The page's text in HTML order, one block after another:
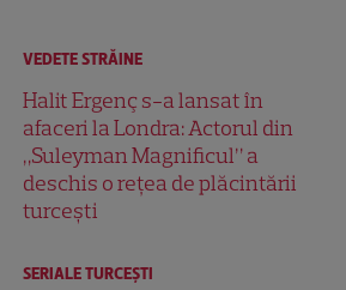
VEDETE STRĂINE
Halit Ergenç s-a lansat în
afaceri la Londra: Actorul din
„Suleyman Magnificul” a
deschis o rețea de plăcintării
turcești
SERIALE TURCEŞTI